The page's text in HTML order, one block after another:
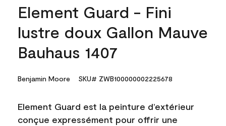
Element Guard - Fini
lustre doux Gallon Mauve
Bauhaus 1407
Benjamin Moore SKU# ZWB100000002225678
Element Guard est la peinture d’extérieur
conçue expressément pour offrir une